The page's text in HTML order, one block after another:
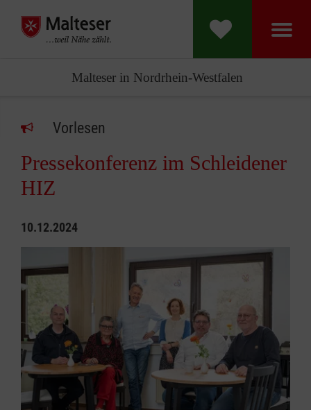
Malteser in Nordrhein-Westfalen
Vorlesen
Pressekonferenz im Schleidener
HIZ
10.12.2024